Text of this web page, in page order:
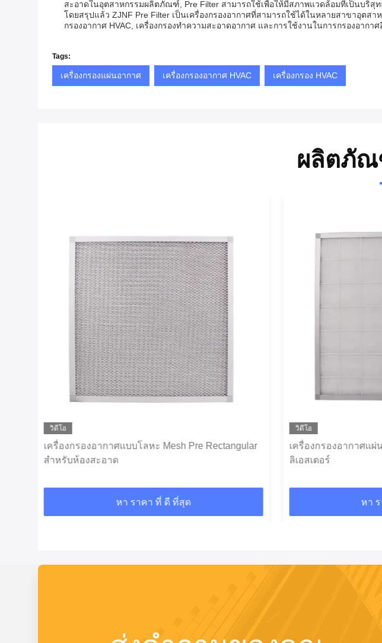
สะอาดในอุตสาหกรรมผลิตภัณฑ์, Pre Filter สามารถใช้เพื่อให้มีสภาพแวดล้อมที่เป็นบริสุ
โดยสรุปแล้ว ZJNF Pre Filter เป็นเครื่องกรองอากาศที่สามารถใช้ได้ในหลายสาขาอุต
กรองอากาศ HVAC, เครื่องกรองทําความสะอาดอากาศ และการใช้งานในการกรองอากาศ
Tags:
เครื่องกรองแผ่นอากาศ เครื่องกรองอากาศ HVAC เครื่องกรอง HVAC
ผลิตภั
วิดีโอ
เครื่องกรองอากาศแบบโลหะ Mesh Pre Rectangular
สําหรับห้องสะอาด
หา ราคา ที่ ดี ที่สุด
วิดีโอ
เครื่องกรองอากาศแผ่
ลิเอสเตอร์
หา